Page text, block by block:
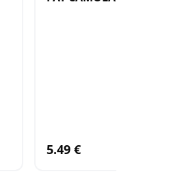
5.49 €